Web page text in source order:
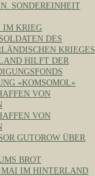
SONDEREINHEIT
IM KRIEG
DES
KRIEGES
HILFT DER
«KOMSOMOL»
VON
VON
GUTOROW ÜBER
BROT
MAI IM HINTERLAND